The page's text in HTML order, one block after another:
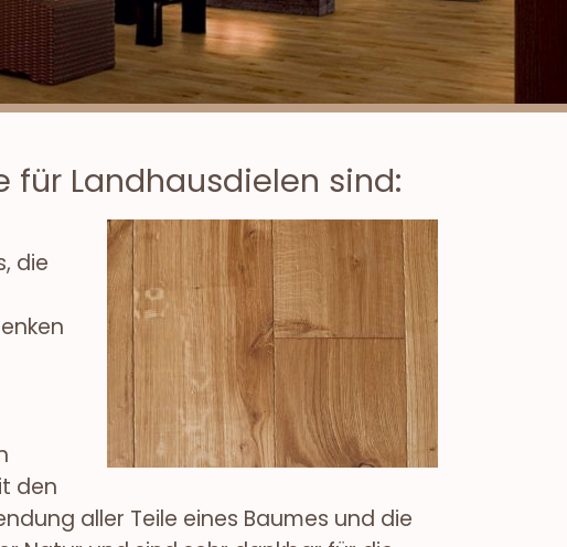
Landhausdielen sind:
die
den
aller Teile eines Baumes und die